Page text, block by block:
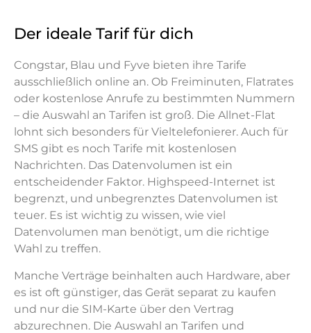
Der ideale Tarif für dich
Congstar, Blau und Fyve bieten ihre Tarife
ausschließlich online an. Ob Freiminuten, Flatrates
oder kostenlose Anrufe zu bestimmten Nummern
– die Auswahl an Tarifen ist groß. Die Allnet-Flat
lohnt sich besonders für Vieltelefonierer. Auch für
SMS gibt es noch Tarife mit kostenlosen
Nachrichten. Das Datenvolumen ist ein
entscheidender Faktor. Highspeed-Internet ist
begrenzt, und unbegrenztes Datenvolumen ist
teuer. Es ist wichtig zu wissen, wie viel
Datenvolumen man benötigt, um die richtige
Wahl zu treffen.
Manche Verträge beinhalten auch Hardware, aber
es ist oft günstiger, das Gerät separat zu kaufen
und nur die SIM-Karte über den Vertrag
abzurechnen. Die Auswahl an Tarifen und